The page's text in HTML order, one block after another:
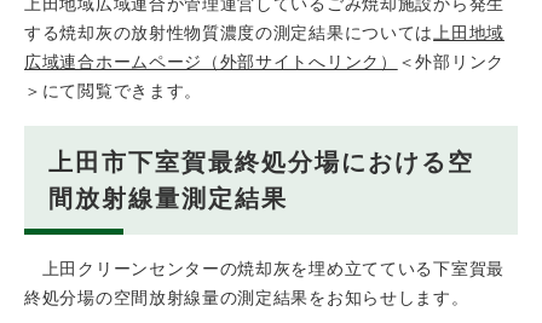
する焼却灰の放射性物質濃度の測定結果については 上田地域
広域連合ホームページ（外部サイトへリンク）
＜外部リンク
＞ にて閲覧できます。
上田市下室賀最終処分場における空
間放射線量測定結果
上田クリーンセンターの焼却灰を埋め立てている下室賀最
終処分場の空間放射線量の測定結果をお知らせします。